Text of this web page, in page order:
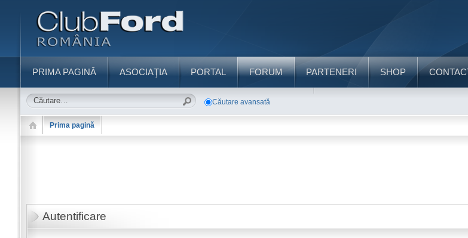
PRIMA PAGINĂ ASOCIAŢIA PORTAL FORUM PARTENERI SHOP
Căutare avansată
Prima pagină
Autentificare